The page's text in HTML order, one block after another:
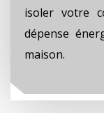
isoler votre
dépense
maison.